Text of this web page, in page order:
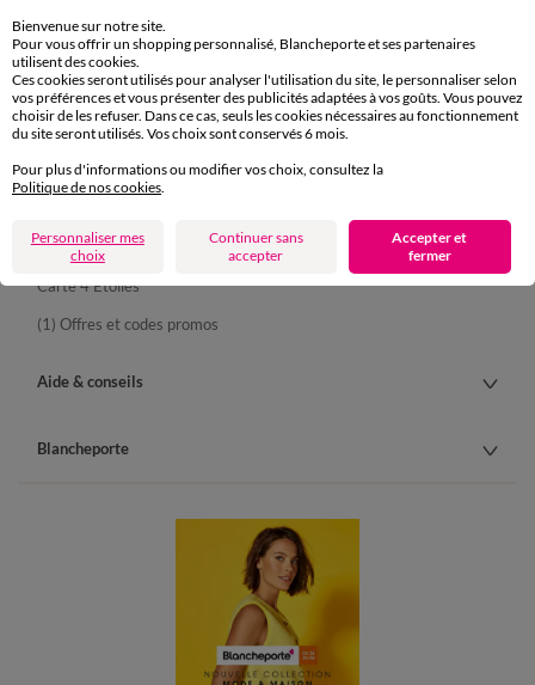
Commande
Commander par référence catalogue
Livraison
Paiement
Carte 4 Etoiles
(1) Offres et codes promos
Aide & conseils
Blancheporte
Bienvenue sur notre site.
Pour vous offrir un shopping personnalisé, Blancheporte et ses partenaires
utilisent des cookies.
Ces cookies seront utilisés pour analyser l'utilisation du site, le personnaliser selon
vos préférences et vous présenter des publicités adaptées à vos goûts. Vous pouvez
choisir de les refuser. Dans ce cas, seuls les cookies nécessaires au fonctionnement
du site seront utilisés. Vos choix sont conservés 6 mois.
Pour plus d'informations ou modifier vos choix, consultez la
Politique de nos cookies
Personnaliser mes
choix
Continuer sans
accepter
Accepter et
fermer